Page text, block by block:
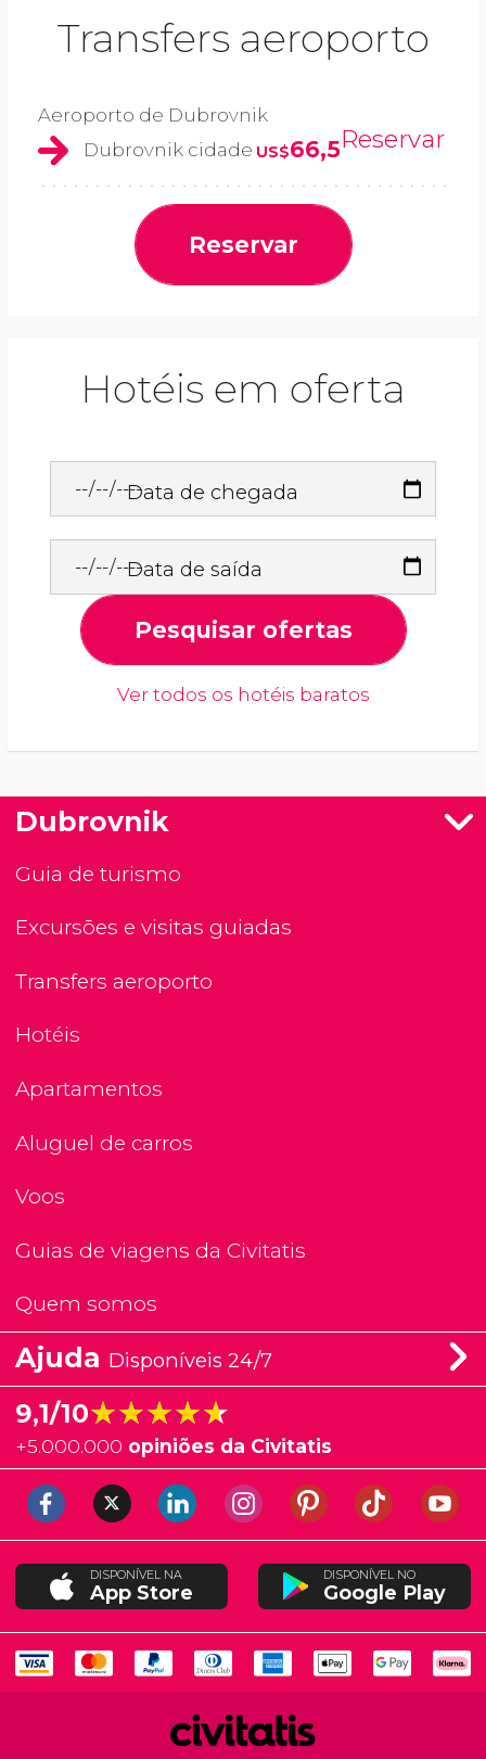
Transfers aeroporto
Aeroporto de Dubrovnik
Dubrovnik cidade US$66,5Reservar
Reservar
Hotéis em oferta
Data de chegada
Data de saída
Pesquisar ofertas
Ver todos os hotéis baratos
Dubrovnik
Guia de turismo
Excursões e visitas guiadas
Transfers aeroporto
Hotéis
Apartamentos
Aluguel de carros
Voos
Guias de viagens da Civitatis
Quem somos
Ajuda Disponíveis 24/7
9,1/10★★★★★
★★★★★
+5.000.000 opiniões da Civitatis
DISPONÍVEL NA
App Store
DISPONÍVEL NO
Google Play